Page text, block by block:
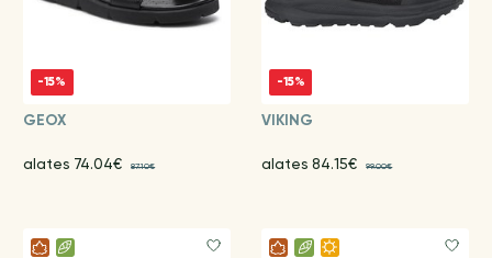
-15%
GEOX
alates 74.04€ 87.10€
-15%
VIKING
alates 84.15€ 99.00€